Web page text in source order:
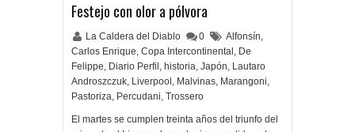
Festejo con olor a pólvora
La Caldera del Diablo 0 Alfonsín,
Carlos Enrique, Copa Intercontinental , De
Felippe, Diario Perfil , historia, Japón, Lautaro
Androszczuk, Liverpool , Malvinas, Marangoni,
Pastoriza, Percudani, Trossero
El martes se cumplen treinta años del triunfo del